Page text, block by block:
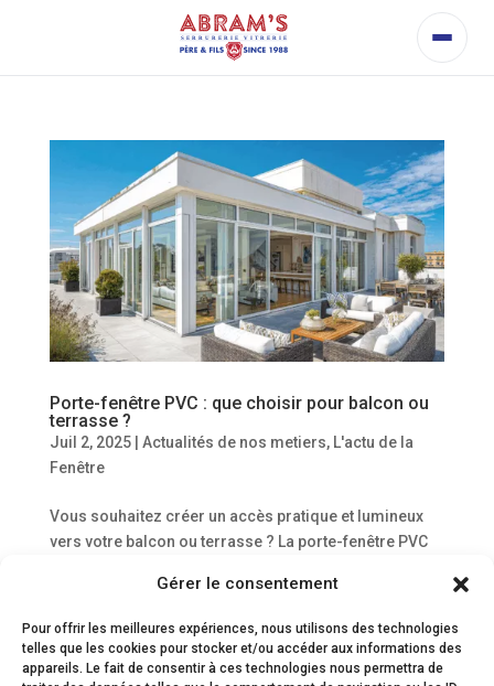
Gérer le consentement
Pour offrir les meilleures expériences, nous utilisons des technologies
telles que les cookies pour stocker et/ou accéder aux informations des
appareils. Le fait de consentir à ces technologies nous permettra de
Porte-fenêtre PVC : que choisir pour balcon ou
terrasse ?
Juil 2, 2025| Actualités de nos metiers, L'actu de la
Fenêtre
Vous souhaitez créer un accès pratique et lumineux
vers votre balcon ou terrasse ? La porte-fenêtre PVC
esthétique, isolation et budget maîtrisé. Découvrez
votre projet en...